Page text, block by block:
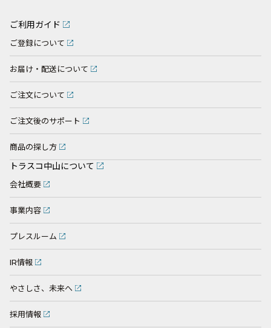
ご利用ガイド
ご登録について
お届け・配送について
ご注文について
ご注文後のサポート
商品の探し方
トラスコ中山について
会社概要
事業内容
プレスルーム
IR情報
やさしさ、未来へ
採用情報